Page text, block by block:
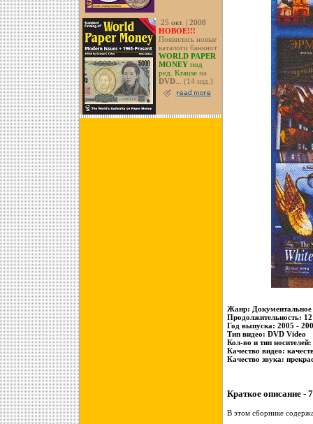
25 окт. | 2008
НОВОЕ!!!
Появились новые
каталоги банкнот
WORLD PAPER
MONEYпод
ред. Krauseна
DVD... (14 изд.)
Жанр: Документальное
Продолжительность:
Год выпуска: 2005 -
Тип видео: DVD Video
Кол-во и тип
Качество видео:
Качество звука:
Краткое описание -
В этом сборнике